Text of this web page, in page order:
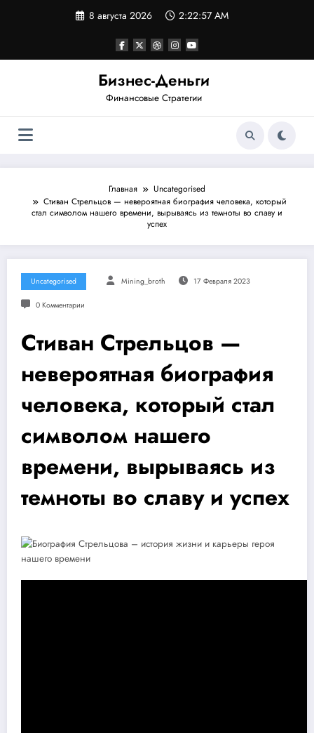
8 августа 2026 2:22:58 AM
Бизнес-Деньги
Финансовые Стратегии
Главная
Uncategorised
Стиван Стрельцов — невероятная биография человека, который
стал символом нашего времени, вырываясь из темноты во славу и
успех
Uncategorised Mining_broth 17 Февраля 2023
0 Комментарии
Стиван Стрельцов —
невероятная биография
человека, который стал
символом нашего
времени, вырываясь из
темноты во славу и успех